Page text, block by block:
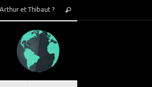
et Thibaut ?
pour
Rechercher